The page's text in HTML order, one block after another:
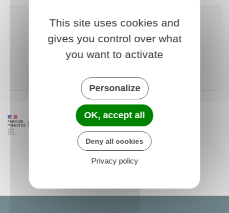
Accéder au outil de recherche
Direction de l'information légale et administrative (Dila) -
This site uses cookies and
gives you control over what
you want to activate
Personalize
OK, accept all
Deny all cookies
Privacy policy